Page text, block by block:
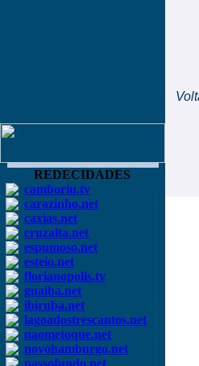
REDECIDADES
camboriu.tv
carazinho.net
caxias.net
cruzalta.net
espumoso.net
esteio.net
florianopolis.tv
guaiba.net
ibiruba.net
lagoadostrescantos.net
naometoque.net
novohamburgo.net
passofundo.net